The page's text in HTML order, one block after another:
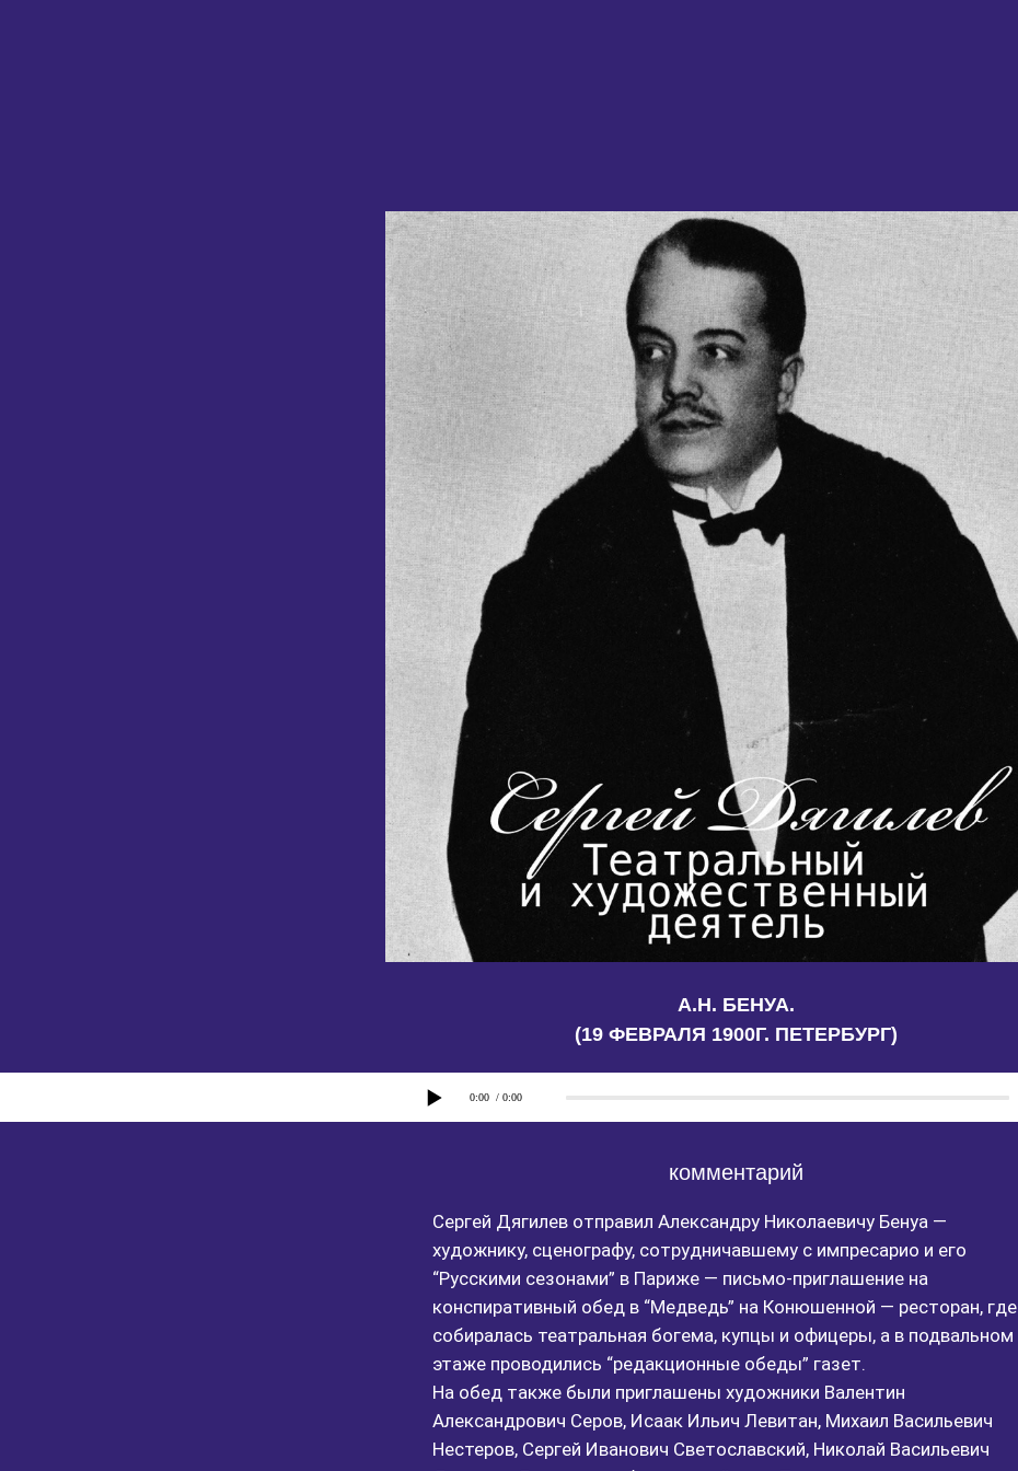
А.Н. БЕНУА.
(19 ФЕВРАЛЯ 1900Г. ПЕТЕРБУРГ)
0:00 / 0:00
Сергей Дягилев отправил Александру Николаевичу Бенуа —
художнику, сценографу, сотрудничавшему с импресарио и его
“Русскими сезонами” в Париже — письмо-приглашение на
конспиративный обед в “Медведь” на Конюшенной — ресторан, где
собиралась театральная богема, купцы и офицеры, а в подвальном
этаже проводились “редакционные обеды” газет.
На обед также были приглашены художники Валентин
Александрович Серов, Исаак Ильич Левитан, Михаил Васильевич
Нестеров, Сергей Иванович Светославский, Николай Васильевич
комментарий